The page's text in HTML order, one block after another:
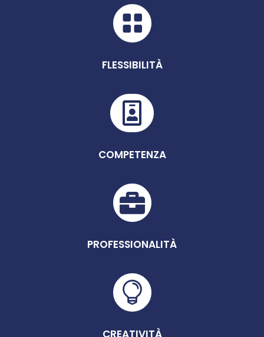

FLESSIBILITÀ

COMPETENZA

PROFESSIONALITÀ

CREATIVITÀ